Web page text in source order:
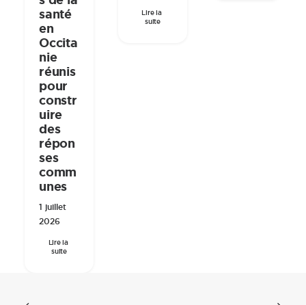
santé
en
Occita
nie
réunis
pour
constr
uire
des
répon
ses
comm
unes
1 juillet
2026
Lire la
suite
Lire la
suite